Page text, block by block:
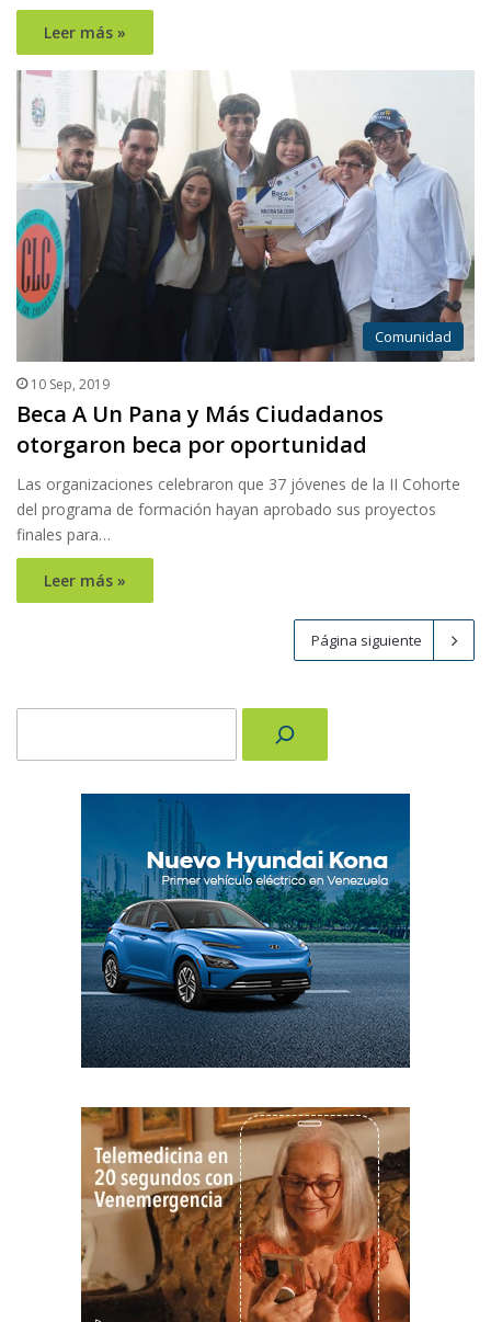
Leer más »
Comunidad
10 Sep, 2019
Beca A Un Pana y Más Ciudadanos
otorgaron beca por oportunidad
Las organizaciones celebraron que 37 jóvenes de la II Cohorte
del programa de formación hayan aprobado sus proyectos
finales para…
Leer más »
Página siguiente